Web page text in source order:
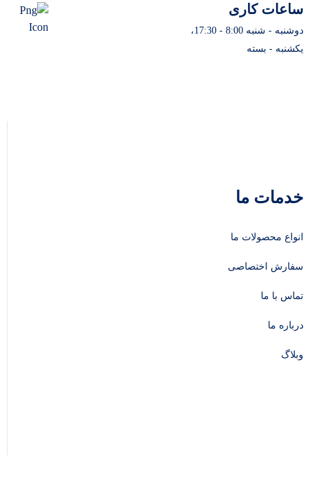
ساعات کاری
دوشنبه - شنبه 8:00 - 17:30،
یکشنبه - بسته
خدمات ما
انواع محصولات ما
سفارش اختصاصی
تماس با ما
درباره ما
وبلاگ